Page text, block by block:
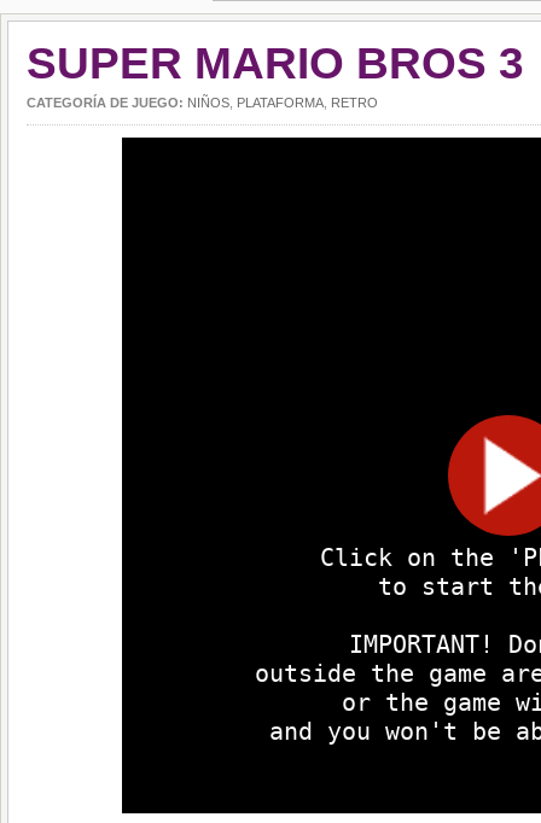
SUPER MARIO BROS 3
CATEGORÍA DE JUEGO: NIÑOS PLATAFORMA RETRO